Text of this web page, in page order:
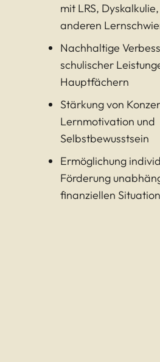
mit LRS,
anderen
Nachhaltige
schulischer
Hauptfächern
Stärkung von
Lernmotivation und
Selbstbewusstsein
Ermöglichung
Förderung
finanziellen